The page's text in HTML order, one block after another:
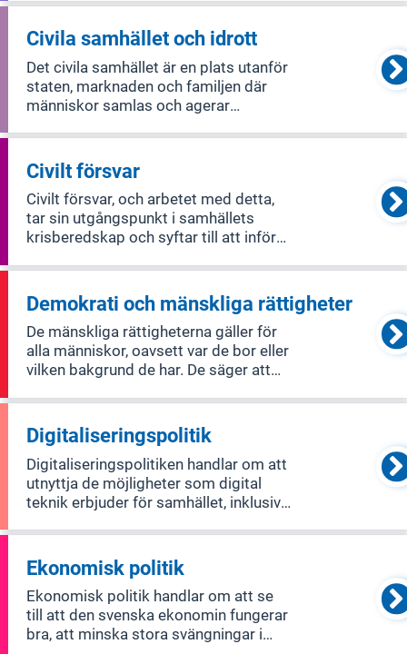
Det inkluderar också hur man planerar
och designar byggnader och miljöer.
Området täcker bostadsmarknaden,
lantmä
Civila samhället och idrott
Det civila samhället är en plats utanför
staten, marknaden och familjen där
människor samlas och agerar
intressen. Det inkluderar nätverk,
ideella föreningar och trossamfund.
Politiken för det civila samhället
handlar om att ge
Civilt försvar
Civilt försvar, och arbetet med detta,
tar sin utgångspunkt i samhällets
krisberedskap och syftar till att inför
krig värna befolkningen, säkerställa de
viktigaste samhällsfunktionerna samt
bidra till Försvarsmaktens fö
Demokrati och mänskliga rättigheter
De mänskliga rättigheterna gäller för
alla människor, oavsett var de bor eller
vilken bakgrund de har. De säger att
och rättigheter. Demokratipolitiken
handlar bland annat om att säkerställa
fria val, stärka individe
Digitaliseringspolitik
Digitaliseringspolitiken handlar om att
utnyttja de möjligheter som digital
teknik erbjuder för samhället, inklusive
offentlig sektor. Ett viktigt mål är att
digitalisera offentliga tjänster så att de
blir enklare, ö
Ekonomisk politik
Ekonomisk politik handlar om att se
till att den svenska ekonomin fungerar
bra, att minska stora svängningar i